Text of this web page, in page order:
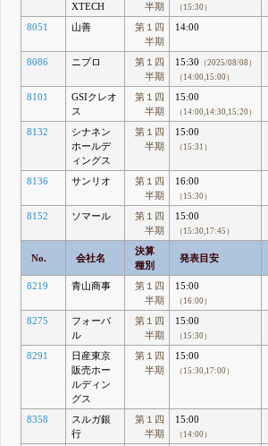
XTECH
半期
（15:30）
8051 山善
第１四
半期
14:00
8086 ニプロ
第１四
半期
15:30 （2025/08/08）
（14:00,15:00）
8101
GSIクレオ
ス
第１四
半期
15:00
（14:00,14:30,15:20）
8132
シナネン
ホールデ
ィングス
第１四
半期
15:00
（15:31）
8136 サンリオ
第１四
半期
16:00
（15:30）
8152 ソマール
第１四
半期
15:00
（15:30,17:45）
No. 会社名
決算
種別
発表目安
8219 青山商事
第１四
半期
15:00
（16:00）
8275
フォーバ
ル
第１四
半期
15:00
（15:30）
8291
日産東京
販売ホー
ルディン
グス
第１四
半期
15:00
（15:30,17:00）
8358
スルガ銀
行
第１四
半期
15:00
（14:00）